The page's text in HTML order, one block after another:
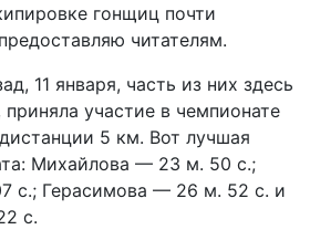
гонщиц почти
читателям.
11 января, часть из них здесь
участие в чемпионате
5 км. Вот лучшая
Михай­лова — 23 м. 50 с.;
с.; Герасимова — 26 м. 52 с. и
с.